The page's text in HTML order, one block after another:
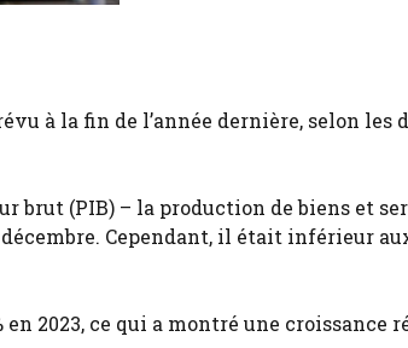
à la fin de l’année dernière, selon les
brut (PIB) – la production de biens et
décembre. Cependant, il était inférieur
en 2023, ce qui a montré une croissance